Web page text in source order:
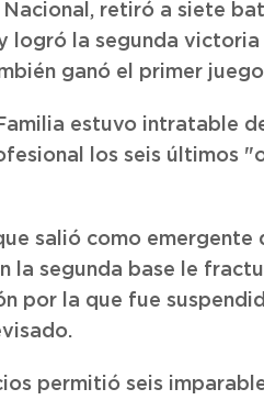
retiró a siete
logró la segunda
ganó el primer
estuvo intratable
los seis últimos
salió como emergente
la segunda base le
por la que fue
permitió seis